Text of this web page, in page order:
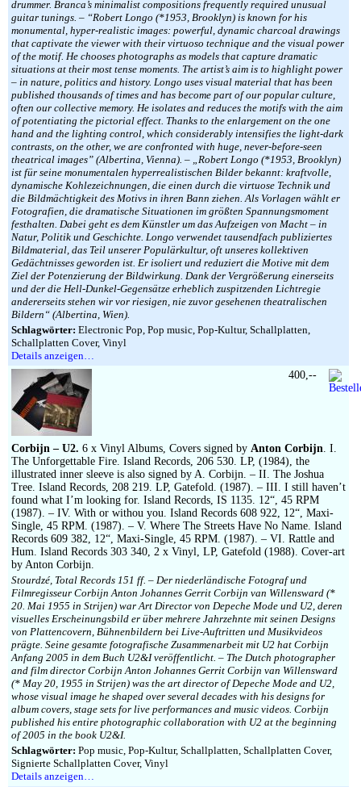
drummer. Branca’s minimalist compositions frequently required unusual
guitar tunings. – “Robert Longo (*1953, Brooklyn) is known for his
monumental, hyper-realistic images: powerful, dynamic charcoal drawings
that captivate the viewer with their virtuoso technique and the visual power
of the motif. He chooses photographs as models that capture dramatic
situations at their most tense moments. The artist’s aim is to highlight power
– in nature, politics and history. Longo uses visual material that has been
published thousands of times and has become part of our popular culture,
often our collective memory. He isolates and reduces the motifs with the aim
of potentiating the pictorial effect. Thanks to the enlargement on the one
hand and the lighting control, which considerably intensifies the light-dark
contrasts, on the other, we are confronted with huge, never-before-seen
theatrical images” (Albertina, Vienna). – „Robert Longo (*1953, Brooklyn)
ist für seine monumentalen hyperrealistischen Bilder bekannt: kraftvolle,
dynamische Kohlezeichnungen, die einen durch die virtuose Technik und
die Bildmächtigkeit des Motivs in ihren Bann ziehen. Als Vorlagen wählt er
Fotografien, die dramatische Situationen im größten Spannungsmoment
festhalten. Dabei geht es dem Künstler um das Aufzeigen von Macht – in
Natur, Politik und Geschichte. Longo verwendet tausendfach publiziertes
Bildmaterial, das Teil unserer Populärkultur, oft unseres kollektiven
Gedächtnisses geworden ist. Er isoliert und reduziert die Motive mit dem
Ziel der Potenzierung der Bildwirkung. Dank der Vergrößerung einerseits
und der die Hell-Dunkel-Gegensätze erheblich zuspitzenden Lichtregie
andererseits stehen wir vor riesigen, nie zuvor gesehenen theatralischen
Bildern“ (Albertina, Wien).
Schlagwörter: Electronic Pop, Pop music, Pop-Kultur, Schallplatten,
Schallplatten Cover, Vinyl
Details anzeigen…
Corbijn – U2. 6 x Vinyl Albums, Covers signed by Anton Corbijn. I.
The Unforgettable Fire. Island Records, 206 530. LP, (1984), the
illustrated inner sleeve is also signed by A. Corbijn. – II. The Joshua
Tree. Island Records, 208 219. LP, Gatefold. (1987). – III. I still haven’t
found what I’m looking for. Island Records, IS 1135. 12“, 45 RPM
(1987). – IV. With or withou you. Island Records 608 922, 12“, Maxi-
Single, 45 RPM. (1987). – V. Where The Streets Have No Name. Island
Records 609 382, 12“, Maxi-Single, 45 RPM. (1987). – VI. Rattle and
Hum. Island Records 303 340, 2 x Vinyl, LP, Gatefold (1988). Cover-art
by Anton Corbijn.
Stourdzé, Total Records 151 ff. – Der niederländische Fotograf und
Filmregisseur Corbijn Anton Johannes Gerrit Corbijn van Willensward (*
20. Mai 1955 in Strijen) war Art Director von Depeche Mode und U2, deren
visuelles Erscheinungsbild er über mehrere Jahrzehnte mit seinen Designs
von Plattencovern, Bühnenbildern bei Live-Auftritten und Musikvideos
prägte. Seine gesamte fotografische Zusammenarbeit mit U2 hat Corbijn
Anfang 2005 in dem Buch U2&I veröffentlicht. – The Dutch photographer
and film director Corbijn Anton Johannes Gerrit Corbijn van Willensward
(* May 20, 1955 in Strijen) was the art director of Depeche Mode and U2,
whose visual image he shaped over several decades with his designs for
album covers, stage sets for live performances and music videos. Corbijn
published his entire photographic collaboration with U2 at the beginning
of 2005 in the book U2&I.
Schlagwörter: Pop music, Pop-Kultur, Schallplatten, Schallplatten Cover,
Signierte Schallplatten Cover, Vinyl
Details anzeigen…
400,--